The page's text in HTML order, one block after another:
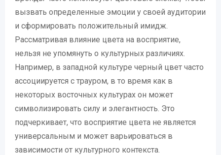
вызвать определенные эмоции у своей аудитории
и сформировать положительный имидж.
Рассматривая влияние цвета на восприятие,
нельзя не упомянуть о культурных различиях.
Например, в западной культуре черный цвет часто
ассоциируется с трауром, в то время как в
некоторых восточных культурах он может
символизировать силу и элегантность. Это
подчеркивает, что восприятие цвета не является
универсальным и может варьироваться в
зависимости от культурного контекста.